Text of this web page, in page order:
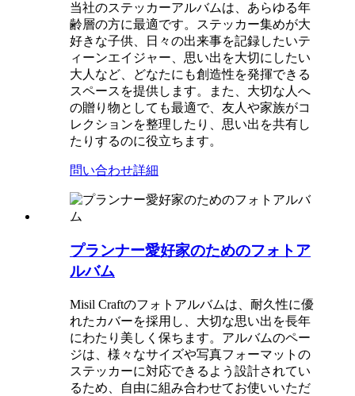
当社のステッカーアルバムは、あらゆる年
齢層の方に最適です。ステッカー集めが大
好きな子供、日々の出来事を記録したいテ
ィーンエイジャー、思い出を大切にしたい
大人など、どなたにも創造性を発揮できる
スペースを提供します。また、大切な人へ
の贈り物としても最適で、友人や家族がコ
レクションを整理したり、思い出を共有し
たりするのに役立ちます。
問い合わせ詳細
プランナー愛好家のためのフォトア
ルバム
Misil Craftのフォトアルバムは、耐久性に優
れたカバーを採用し、大切な思い出を長年
にわたり美しく保ちます。アルバムのペー
ジは、様々なサイズや写真フォーマットの
ステッカーに対応できるよう設計されてい
るため、自由に組み合わせてお使いいただ